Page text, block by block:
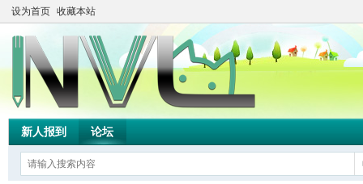
设为首页 收藏本站
新人报到 论坛